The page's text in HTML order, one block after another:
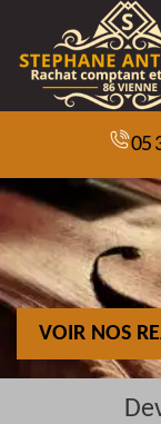
05
VOIR NOS